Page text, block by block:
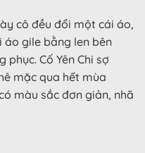
cô đều đổi một cái áo,
áo gile bằng len bên
Cố Yên Chi sợ
mặc qua hết mùa
màu sắc đơn giản, nhã